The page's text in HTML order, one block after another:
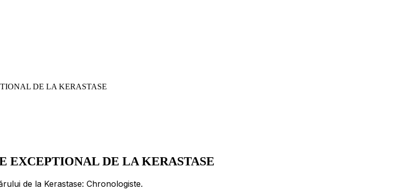
DE LA KERASTASE
EXCEPTIONAL DE LA KERASTASE
de la Kerastase: Chronologiste.